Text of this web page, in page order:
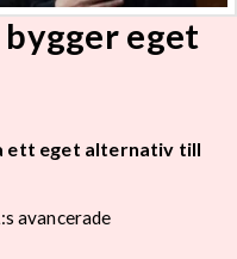
eget
ett eget alternativ till
avancerade